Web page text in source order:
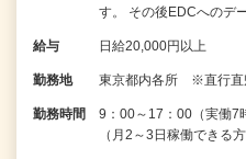
す。 その後EDCへのデ
給与 日給20,000円以上
勤務地 東京都内各所 ※直行直
勤務時間
9：00～17：00（実働
（月2～3日稼働できる